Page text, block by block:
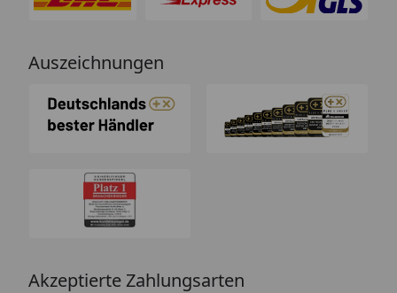
Auszeichnungen
Akzeptierte Zahlungsarten